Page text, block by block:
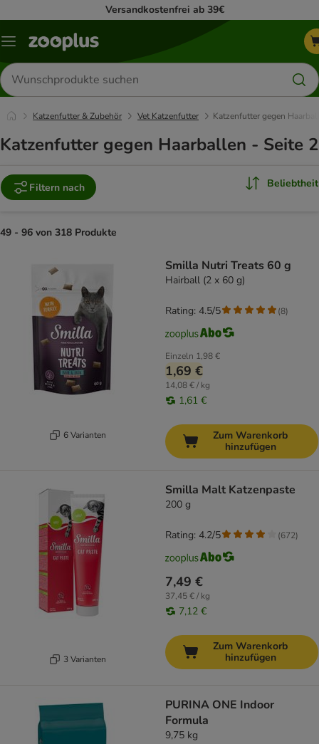
Versandkostenfrei ab 39€
Menü
Produkte
suchen
Katzenfutter & Zubehör Vet Katzenfutter Katzenfutter gegen
Katzenfutter gegen Haarballen - Seite 2
Filtern nach Beliebtheit
49 - 96 von 318 Produkte
6 Varianten
Smilla Nutri Treats 60 g
Hairball (2 x 60 g)
Einzeln 1,98 €
1,69 €
14,08 € / kg
1,61 €
Rating: 4.5/5 (8)
Zum Warenkorb
hinzufügen
3 Varianten
Smilla Malt Katzenpaste
200 g
7,49 €
37,45 € / kg
7,12 €
Rating: 4.2/5 (672)
Zum Warenkorb
hinzufügen
PURINA ONE Indoor
Formula
9,75 kg